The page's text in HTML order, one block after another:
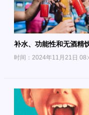
补水、功能性和无酒精
时间：2024年11月21日